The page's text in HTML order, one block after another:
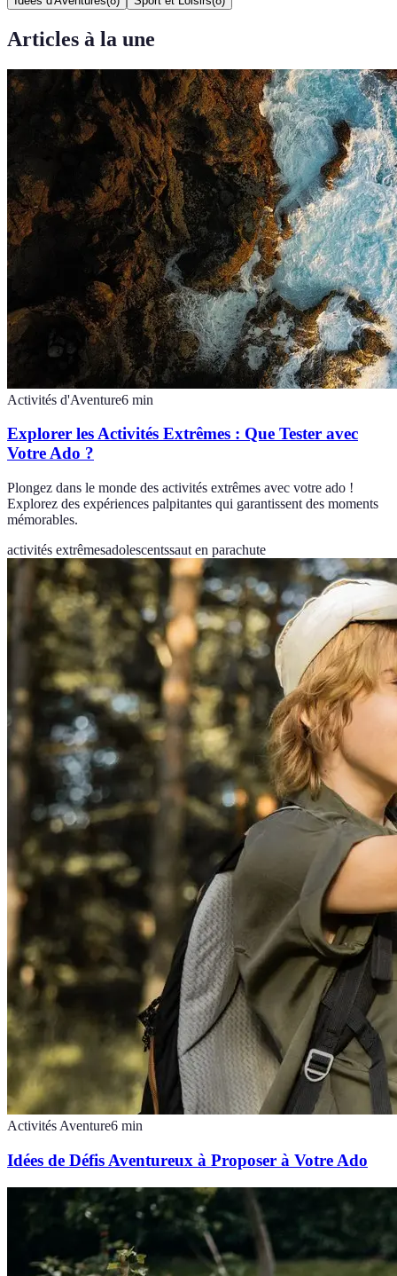
Articles à la une
Activités d'Aventure6 min
Explorer les Activités Extrêmes : Que Tester avec
Votre Ado ?
Plongez dans le monde des activités extrêmes avec votre ado !
Explorez des expériences palpitantes qui garantissent des moments
mémorables.
activités extrêmesadolescentssaut en parachute
Activités Aventure6 min
Idées de Défis Aventureux à Proposer à Votre Ado